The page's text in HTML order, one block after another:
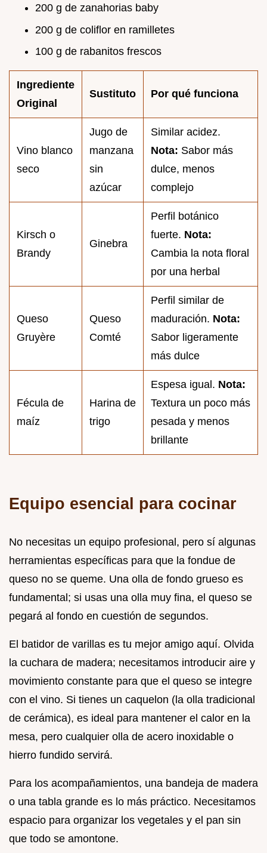
200 g de zanahorias baby
200 g de coliflor en ramilletes
100 g de rabanitos frescos
Ingrediente
Original
Sustituto Por qué funciona
Vino blanco
seco
Jugo de
manzana
sin
azúcar
Similar acidez.
Nota: Sabor más
dulce, menos
complejo
Kirsch o
Brandy
Ginebra
Perfil botánico
fuerte. Nota:
Cambia la nota floral
por una herbal
Queso
Gruyère
Queso
Comté
Perfil similar de
maduración. Nota:
Sabor ligeramente
más dulce
Fécula de
maíz
Harina de
trigo
Espesa igual. Nota:
Textura un poco más
pesada y menos
brillante
Equipo esencial para cocinar
No necesitas un equipo profesional, pero sí algunas
herramientas específicas para que la fondue de
queso no se queme. Una olla de fondo grueso es
fundamental; si usas una olla muy fina, el queso se
pegará al fondo en cuestión de segundos.
El batidor de varillas es tu mejor amigo aquí. Olvida
la cuchara de madera; necesitamos introducir aire y
movimiento constante para que el queso se integre
con el vino. Si tienes un caquelon (la olla tradicional
de cerámica), es ideal para mantener el calor en la
mesa, pero cualquier olla de acero inoxidable o
hierro fundido servirá.
Para los acompañamientos, una bandeja de madera
o una tabla grande es lo más práctico. Necesitamos
espacio para organizar los vegetales y el pan sin
que todo se amontone.